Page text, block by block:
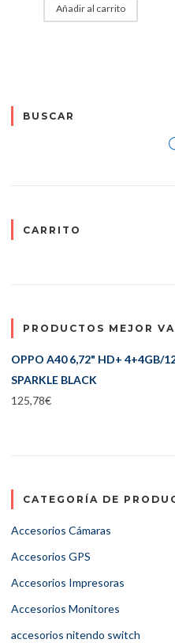
Añadir al carrito
BUSCAR
CARRITO
PRODUCTOS MEJOR
OPPO A40 6,72" HD+ 4+4GB/
SPARKLE BLACK
125,78€
CATEGORÍA DE
Accesorios Cámaras
Accesorios GPS
Accesorios Impresoras
Accesorios Monitores
accesorios nitendo switch